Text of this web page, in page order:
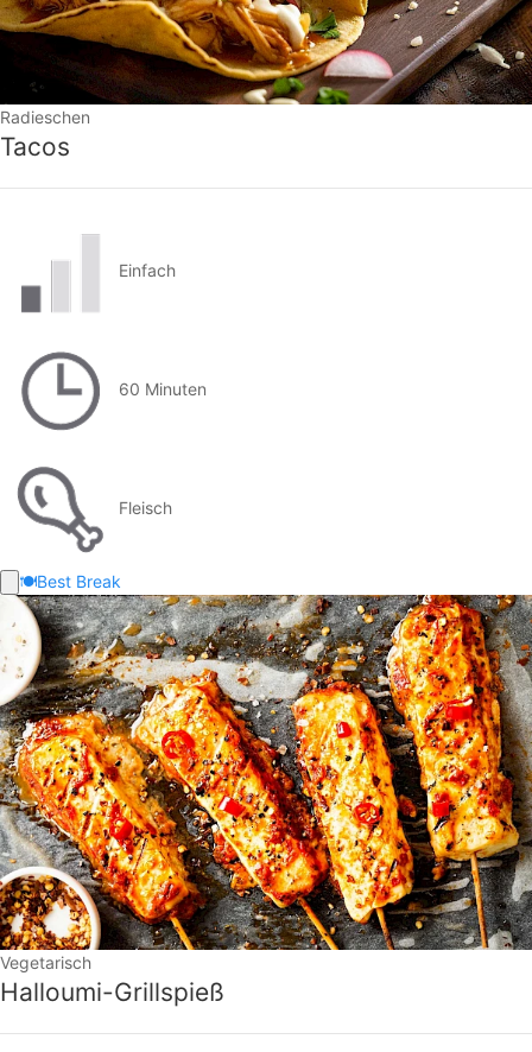
Radieschen
Tacos
Einfach
60 Minuten
Fleisch
🍽️Best Break
Vegetarisch
Halloumi-Grillspieß